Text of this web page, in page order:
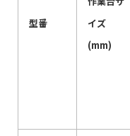
型番
イズ
(mm)